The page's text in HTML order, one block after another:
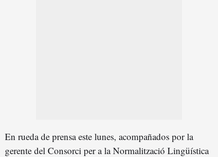
En rueda de prensa este lunes, acompañados por la
gerente del Consorci per a la Normalització Lingüística